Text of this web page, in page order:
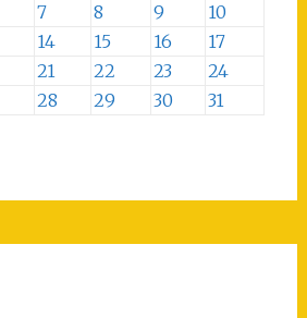
7 8 9
10
14 15 16
17
21 22 23
24
28 29 30 31